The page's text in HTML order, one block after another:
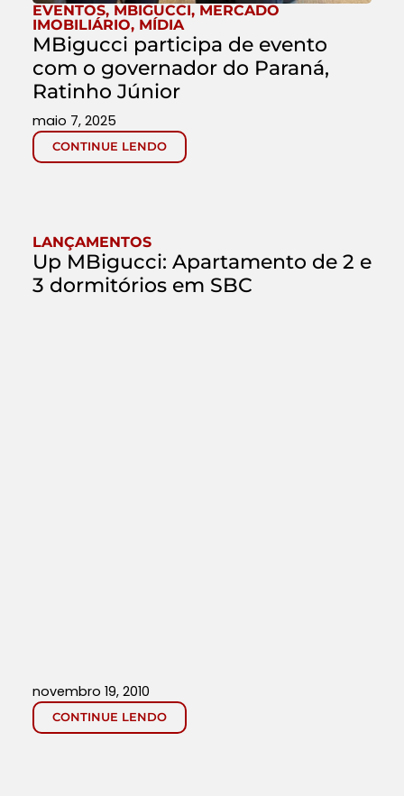
EVENTOS, MBIGUCCI, MERCADO
IMOBILIÁRIO, MÍDIA
MBigucci participa de evento
com o governador do Paraná,
Ratinho Júnior
CONTINUE LENDO
maio 7, 2025
LANÇAMENTOS
Up MBigucci: Apartamento de 2 e
3 dormitórios em SBC
CONTINUE LENDO
novembro 19, 2010